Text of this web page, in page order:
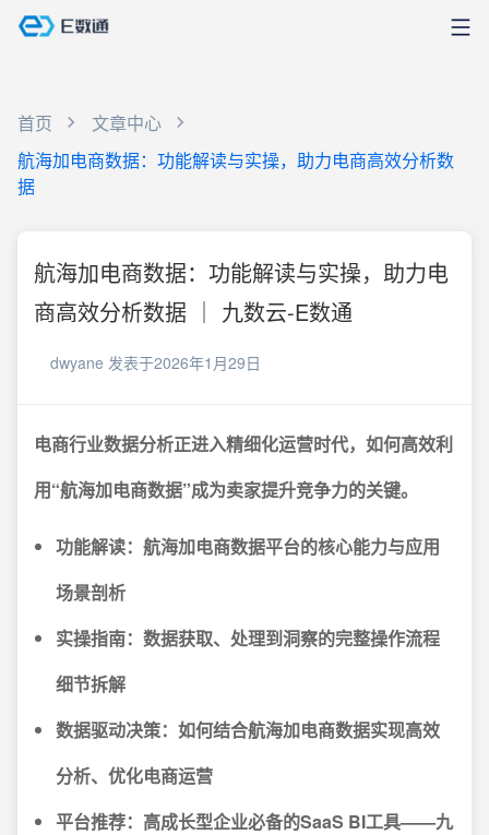
首页
文章中心
航海加电商数据：功能解读与实操，助力电商高效分析数
据
航海加电商数据：功能解读与实操，助力电
商高效分析数据 ｜ 九数云-E数通
dwyane 发表于2026年1月29日
电商行业数据分析正进入精细化运营时代，如何高效利
用“航海加电商数据”成为卖家提升竞争力的关键。
功能解读：航海加电商数据平台的核心能力与应用
场景剖析
实操指南：数据获取、处理到洞察的完整操作流程
细节拆解
数据驱动决策：如何结合航海加电商数据实现高效
分析、优化电商运营
平台推荐：高成长型企业必备的SaaS BI工具——九